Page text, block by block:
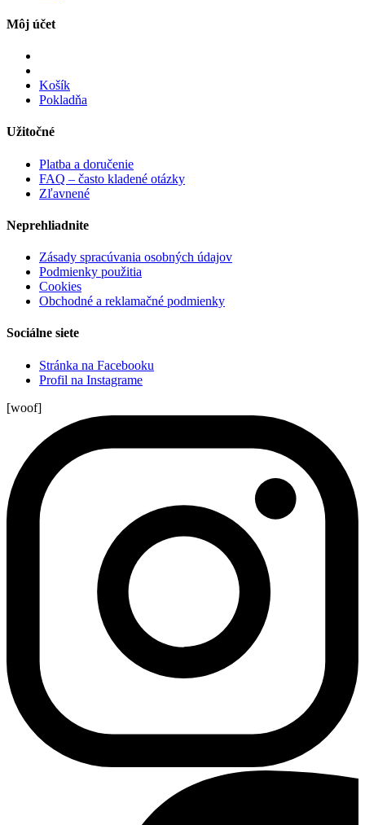
Môj účet
Košík
Pokladňa
Užitočné
Platba a doručenie
FAQ – často kladené otázky
Zľavnené
Neprehliadnite
Zásady spracúvania osobných údajov
Podmienky použitia
Cookies
Obchodné a reklamačné podmienky
Sociálne siete
Stránka na Facebooku
Profil na Instagrame
[woof]